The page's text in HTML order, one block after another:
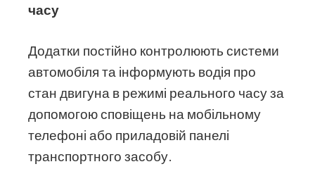
часу
Додатки постійно контролюють системи
автомобіля та інформують водія про
стан двигуна в режимі реального часу за
допомогою сповіщень на мобільному
телефоні або приладовій панелі
транспортного засобу.